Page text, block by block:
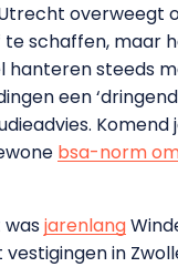
overweegt
te schaffen, maar
hanteren steeds
een
bsa-norm
wasjarenlang
in